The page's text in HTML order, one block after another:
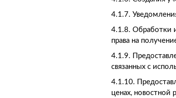
4.1.7.
4.1.8. Обработки
права на
4.1.9.
связанных с
4.1.10.
ценах, новостной